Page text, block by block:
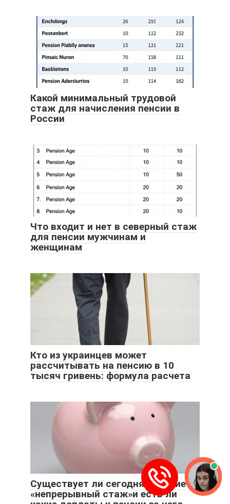
Какой минимальный трудовой
стаж для начисления пенсии в
России
Что входит и нет в северный стаж
для пенсии мужчинам и
женщинам
Кто из украинцев может
рассчитывать на пенсию в 10
тысяч гривень: формула расчета
Существует ли сегодня понятие
«непрерывный стаж»и есть ли